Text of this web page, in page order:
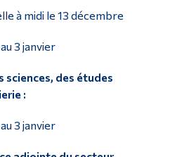
à midi le 13 décembre
3 janvier
sciences, des études
:
3 janvier